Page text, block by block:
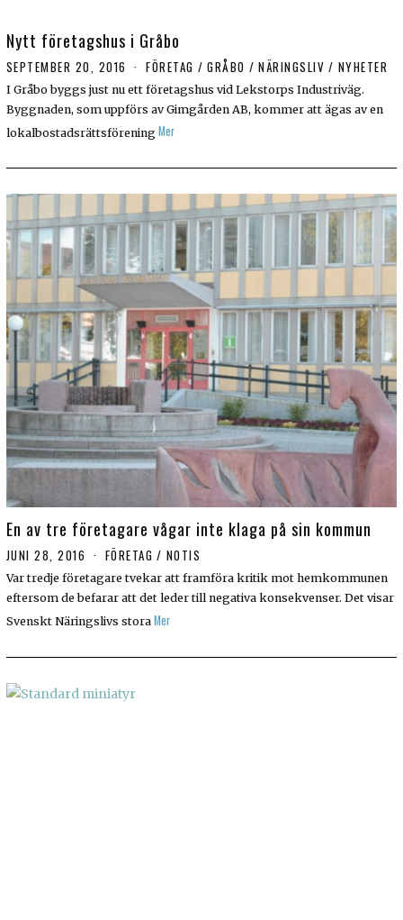
Nytt företagshus i Gråbo
SEPTEMBER 20, 2016 FÖRETAG / GRÅBO / NÄRINGSLIV / NYHETER
I Gråbo byggs just nu ett företagshus vid Lekstorps Industriväg.
Byggnaden, som uppförs av Gimgården AB, kommer att ägas av en
lokalbostadsrättsförening Mer
En av tre företagare vågar inte klaga på sin kommun
JUNI 28, 2016 FÖRETAG / NOTIS
Var tredje företagare tvekar att framföra kritik mot hemkommunen
eftersom de befarar att det leder till negativa konsekvenser. Det visar
Svenskt Näringslivs stora Mer